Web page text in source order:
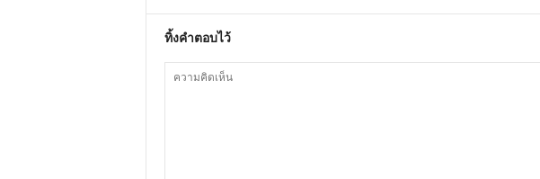
ทิ้งคำตอบไว้